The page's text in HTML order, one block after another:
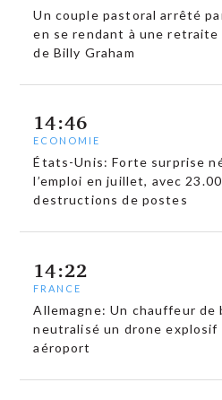
Un couple pastoral arrêté
en se rendant à une retraite
de Billy Graham
14:46
ECONOMIE
États-Unis: Forte surprise
l’emploi en juillet, avec
destructions de postes
14:22
FRANCE
Allemagne: Un chauffeur de
neutralisé un drone explosif
aéroport